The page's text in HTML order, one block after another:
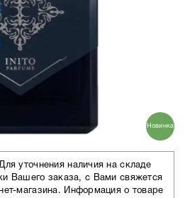
Новинка
уточнения наличия на складе
Вашего заказа, с Вами свяжется
магазина. Информация о товаре